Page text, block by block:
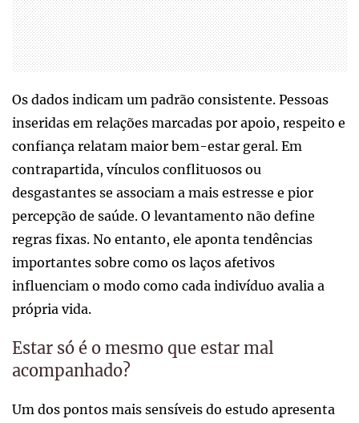
Os dados indicam um padrão consistente. Pessoas
inseridas em relações marcadas por apoio, respeito e
confiança relatam maior bem-estar geral. Em
contrapartida, vínculos conflituosos ou
desgastantes se associam a mais estresse e pior
percepção de saúde. O levantamento não define
regras fixas. No entanto, ele aponta tendências
importantes sobre como os laços afetivos
influenciam o modo como cada indivíduo avalia a
própria vida.
Estar só é o mesmo que estar mal
acompanhado?
Um dos pontos mais sensíveis do estudo apresenta